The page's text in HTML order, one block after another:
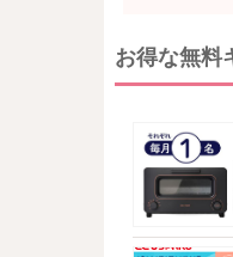
お得な無料